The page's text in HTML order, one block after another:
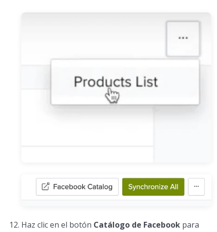
Haz clic en el botón Catálogo de Facebook para